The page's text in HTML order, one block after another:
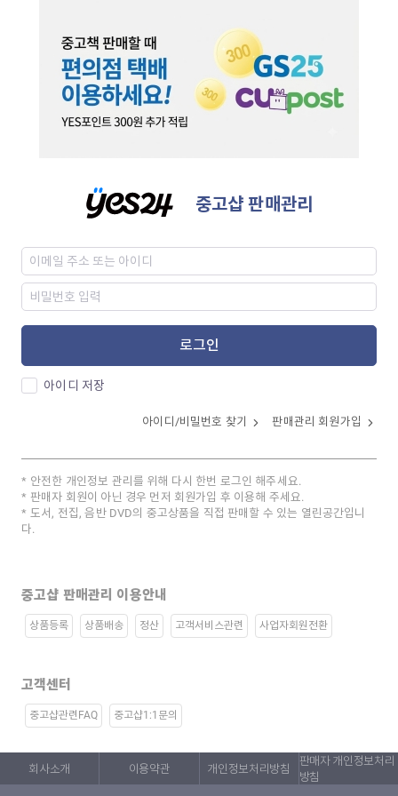
중고샵 판매관리
로그인
아이디 저장
아이디/비밀번호 찾기 판매관리 회원가입
안전한 개인정보 관리를 위해 다시 한번 로그인 해주세요.
판매자 회원이 아닌 경우 먼저 회원가입 후 이용해 주세요.
도서, 전집, 음반 DVD의 중고상품을 직접 판매할 수 있는 열린공간입니
다.
중고샵 판매관리 이용안내
상품등록 상품배송 정산 고객서비스관련 사업자회원전환
고객센터
중고샵관련FAQ 중고샵1:1문의
회사소개 이용약관 개인정보처리방침
판매자 개인정보처리
방침